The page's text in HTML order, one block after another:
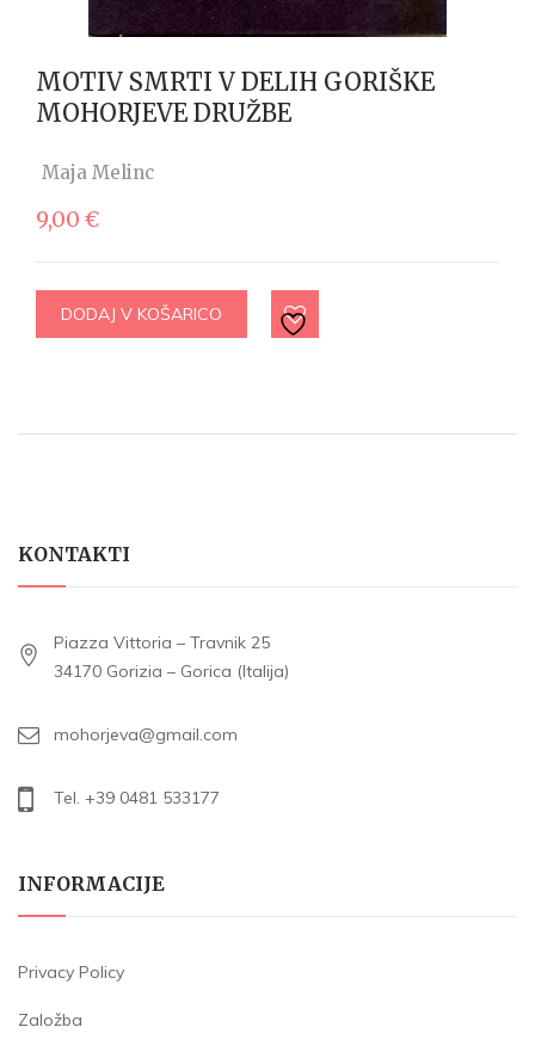
MOTIV SMRTI V DELIH GORIŠKE
MOHORJEVE DRUŽBE
Maja Melinc
9,00 €
DODAJ V KOŠARICO
KONTAKTI
Piazza Vittoria – Travnik 25
34170 Gorizia – Gorica (Italija)
mohorjeva@gmail.com
Tel. +39 0481 533177
INFORMACIJE
Privacy Policy
Založba